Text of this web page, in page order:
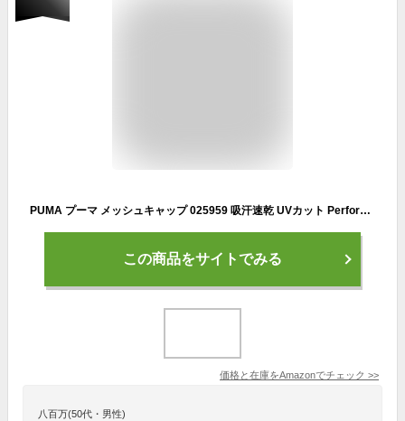
PUMA プーマ メッシュキャップ 025959 吸汗速乾 UVカット Performance Cap 帽子 ゴルフウェア スポーツウェア メンズ レディース ユニセックス UNISEX 男女兼用 男女共用 ゴルフ テニス ランニング
この商品をサイトでみる
価格と在庫をAmazonでチェック >>
八百万(50代・男性)